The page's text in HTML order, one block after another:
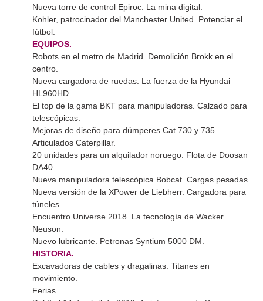
Nueva torre de control Epiroc. La mina digital.
Kohler, patrocinador del Manchester United. Potenciar el
fútbol.
EQUIPOS.
Robots en el metro de Madrid. Demolición Brokk en el
centro.
Nueva cargadora de ruedas. La fuerza de la Hyundai
HL960HD.
El top de la gama BKT para manipuladoras. Calzado para
telescópicas.
Mejoras de diseño para dúmperes Cat 730 y 735.
Articulados Caterpillar.
20 unidades para un alquilador noruego. Flota de Doosan
DA40.
Nueva manipuladora telescópica Bobcat. Cargas pesadas.
Nueva versión de la XPower de Liebherr. Cargadora para
túneles.
Encuentro Universe 2018. La tecnología de Wacker
Neuson.
Nuevo lubricante. Petronas Syntium 5000 DM.
HISTORIA.
Excavadoras de cables y dragalinas. Titanes en
movimiento.
Ferias.